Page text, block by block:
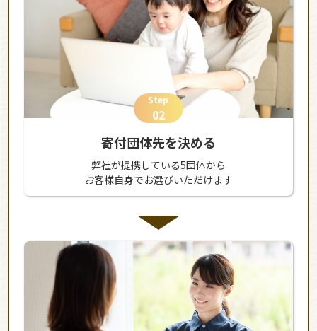
Step
02
寄付団体先を決める
弊社が提携している5団体から
お客様自身でお選びいただけます